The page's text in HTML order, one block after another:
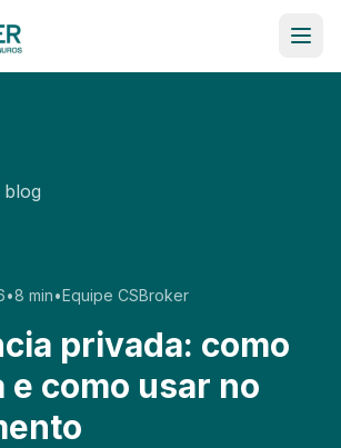
•8 min•Equipe CSBroker
privada: como
como usar no